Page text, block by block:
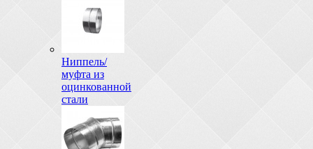
Ниппель/
муфта из
оцинкованной
стали